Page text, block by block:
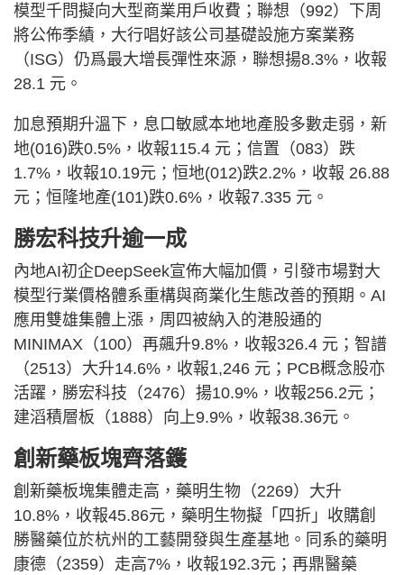
模型千問擬向大型商業用戶收費；聯想（992）下周
將公佈季績，大行唱好該公司基礎設施方案業務
（ISG）仍爲最大增長彈性來源，聯想揚8.3%，收報
28.1 元。
加息預期升溫下，息口敏感本地地產股多數走弱，新
地(016)跌0.5%，收報115.4 元；信置（083）跌
1.7%，收報10.19元；恒地(012)跌2.2%，收報 26.88
元；恒隆地產(101)跌0.6%，收報7.335 元。
勝宏科技升逾一成
內地AI初企DeepSeek宣佈大幅加價，引發市場對大
模型行業價格體系重構與商業化生態改善的預期。AI
應用雙雄集體上漲，周四被納入的港股通的
MINIMAX（100）再飆升9.8%，收報326.4 元；智譜
（2513）大升14.6%，收報1,246 元；PCB概念股亦
活躍，勝宏科技（2476）揚10.9%，收報256.2元；
建滔積層板（1888）向上9.9%，收報38.36元。
創新藥板塊齊落鑊
創新藥板塊集體走高，藥明生物（2269）大升
10.8%，收報45.86元，藥明生物擬「四折」收購創
勝醫藥位於杭州的工藝開發與生產基地。同系的藥明
康德（2359）走高7%，收報192.3元；再鼎醫藥